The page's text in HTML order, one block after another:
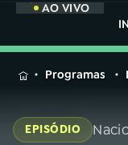
AO VIVO
MENU
na
Rádio
Programas
EPISÓDIO